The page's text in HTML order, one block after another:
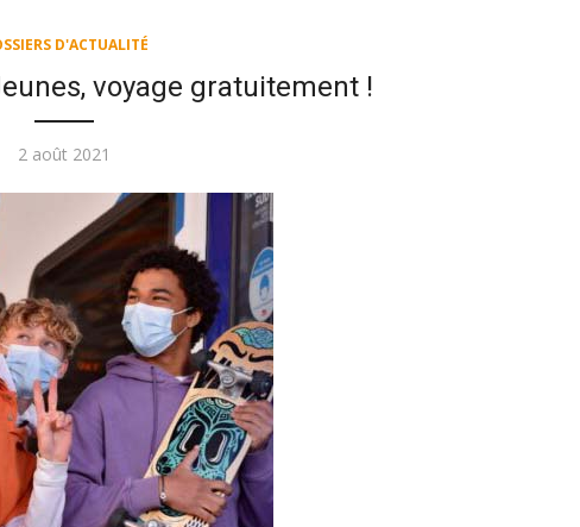
D'ACTUALITÉ
voyage gratuitement !
Publié
2 août 2021